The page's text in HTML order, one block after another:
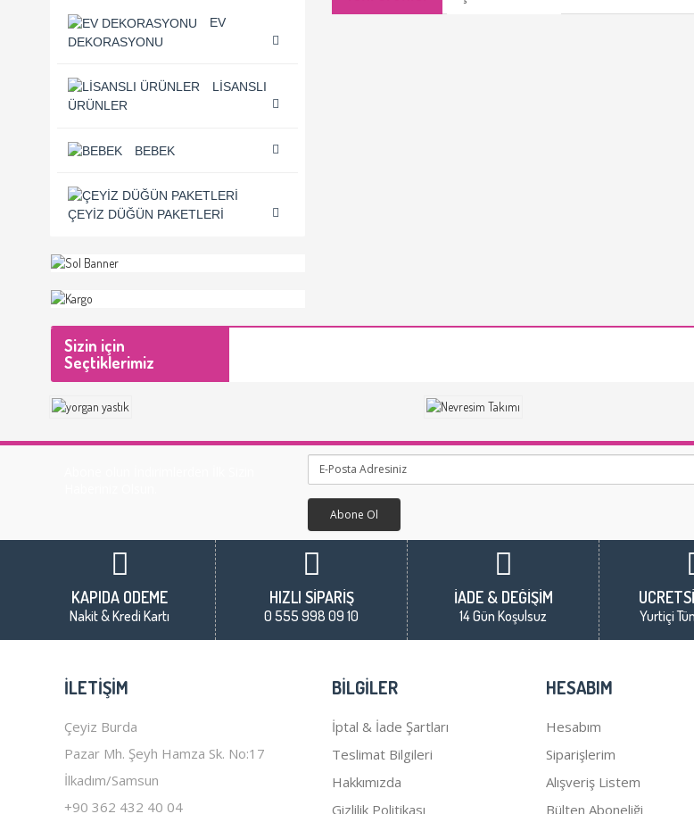
EV
DEKORASYONU
LISANSLI
ÜRÜNLER
BEBEK
ÇEYIZ DÜĞÜN PAKETLERI
Sizin için
Seçtiklerimiz
Abone Ol
KAPIDA ÖDEME
Nakit & Kredi Kartı
HIZLI SİPARİŞ
0 555 998 09 10
İADE & DEĞİŞİM
14 Gün Koşulsuz Yurtiçi
İLETIŞIM
Çeyiz Burda
Pazar Mh. Şeyh Hamza Sk. No:17
İlkadım/Samsun
+90 362 432 40 04
BILGILER
İptal & İade Şartları
Teslimat Bilgileri
Hakkımızda
Gizlilik Politikası
HESABIM
Hesabım
Siparişlerim
Alışveriş Listem
Bülten Aboneliği